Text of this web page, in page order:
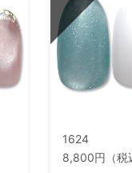
1624
8,800円（税